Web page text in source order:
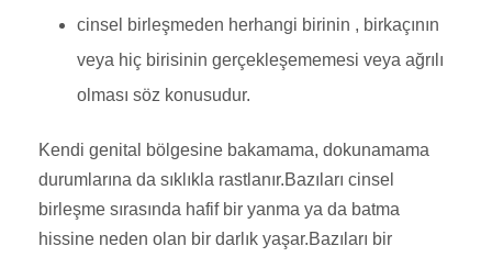
cinsel birleşmeden herhangi birinin , birkaçının
veya hiç birisinin gerçekleşememesi veya ağrılı
olması söz konusudur.
Kendi genital bölgesine bakamama, dokunamama
durumlarına da sıklıkla rastlanır.Bazıları cinsel
birleşme sırasında hafif bir yanma ya da batma
hissine neden olan bir darlık yaşar.Bazıları bir